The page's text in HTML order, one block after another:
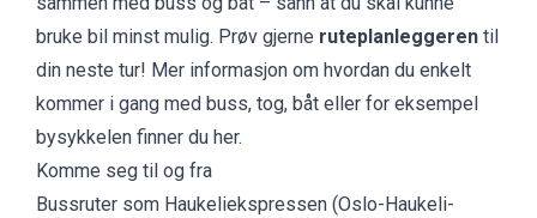
bruke bil minst mulig. Prøv gjerne ruteplanleggeren til
din neste tur! Mer informasjon om hvordan du enkelt
kommer i gang med buss, tog, båt eller for eksempel
bysykkelen finner du her.
Komme seg til og fra
Bussruter som Haukeliekspressen (Oslo-Haukeli-